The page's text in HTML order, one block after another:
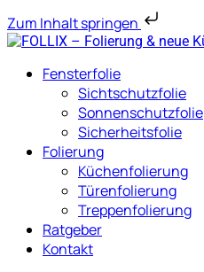
Zum Inhalt springen
Fensterfolie
Sichtschutzfolie
Sonnenschutzfolie
Sicherheitsfolie
Folierung
Küchenfolierung
Türenfolierung
Treppenfolierung
Ratgeber
Kontakt